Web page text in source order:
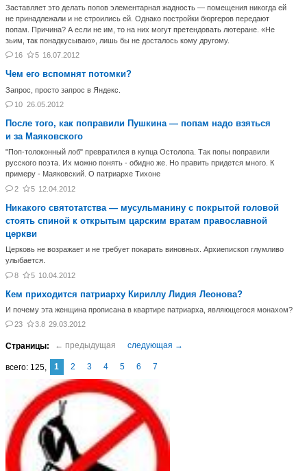
Заставляет это делать попов элементарная жадность — помещения никогда ей
не принадлежали и не строились ей. Однако постройки бюргеров передают
попам. Причина? А если не им, то на них могут претендовать лютеране. «Не
зьим, так понадкусываю», лишь бы не досталось кому другому.
16
5 16.07.2012
Чем его вспомнят потомки?
Запрос, просто запрос в Яндекс.
10 26.05.2012
После того, как поправили Пушкина — попам надо взяться
и за Маяковского
"Поп-толоконный лоб" превратился в купца Остолопа. Так попы поправили
русского поэта. Их можно понять - обидно же. Но править придется много. К
примеру - Маяковский. О патриархе Тихоне
2
5 12.04.2012
Никакого святотатства — мусульманину с покрытой головой
стоять спиной к открытым царским вратам православной
церкви
Церковь не возражает и не требует покарать виновных. Архиепископ глумливо
улыбается.
8
5 10.04.2012
Кем приходится патриарху Кириллу Лидия Леонова?
И почему эта женщина прописана в квартире патриарха, являющегося монахом?
23
3.8 29.03.2012
125 1 2 3 4 5 6 7